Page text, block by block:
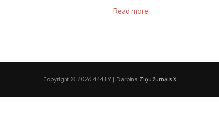
Read more
Copyright © 2026 444.LV | Darbina Ziņu žurnāls X